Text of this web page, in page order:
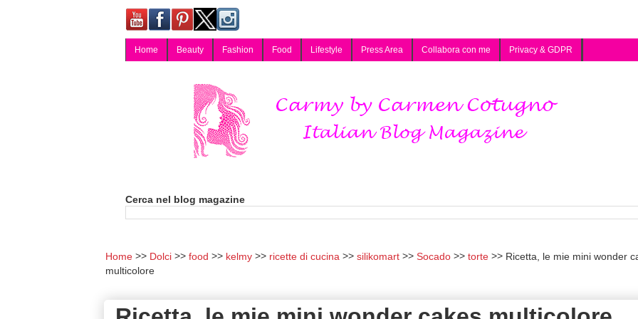
Home Beauty Fashion Food Lifestyle Press Area Collabora con me Privacy & GDPR
Cerca nel blog magazine
Home Dolci food kelmy ricette di cucina silikomart Socado torte
Ricetta, le mie mini wonder
multicolore